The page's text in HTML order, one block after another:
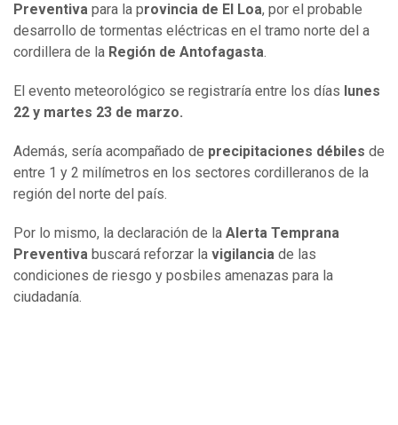
Preventiva para la provincia de El Loa, por el probable
desarrollo de tormentas eléctricas en el tramo norte del a
cordillera de la Región de Antofagasta.
El evento meteorológico se registraría entre los días lunes
22 y martes 23 de marzo.
Además, sería acompañado de precipitaciones débiles de
entre 1 y 2 milímetros en los sectores cordilleranos de la
región del norte del país.
Por lo mismo, la declaración de la Alerta Temprana
Preventiva buscará reforzar la vigilancia de las
condiciones de riesgo y posbiles amenazas para la
ciudadanía.